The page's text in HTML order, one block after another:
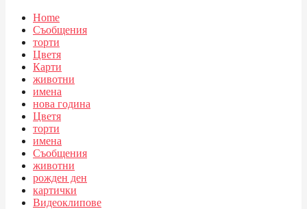
Home
Съобщения
торти
Цветя
Карти
животни
имена
нова година
Цветя
торти
имена
Съобщения
животни
рожден ден
картички
Видеоклипове